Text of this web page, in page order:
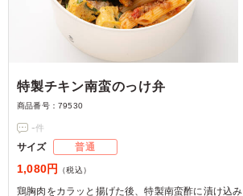
特製チキン南蛮のっけ弁
商品番号： 79530
-件
サイズ 普通
1,080円 （税込）
鶏胸肉をカラッと揚げた後、特製南蛮酢に漬け込